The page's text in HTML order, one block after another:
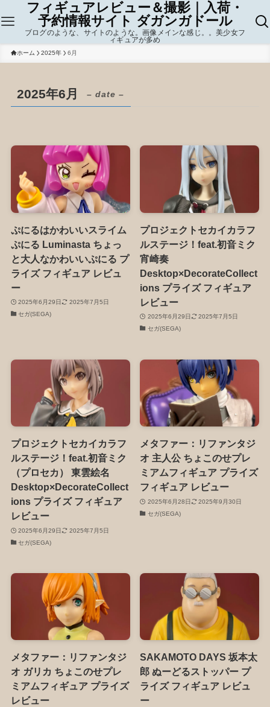
フィギュアレビュー＆撮影｜入荷・
予約情報サイト ダガンガドール
ブログのような、サイトのような。画像メインな感じ。。美少女フ
ィギュアが多め
ホーム 2025年 6月
2025年6月 – date –
ぷにるはかわいいスライム
ぷにる Luminasta ちょっ
と大人なかわいいぷにる プ
ライズ フィギュア レビュ
ー
2025年6月29日
2025年7月5日
セガ(SEGA)
プロジェクトセカイカラフ
ルステージ！feat.初音ミク
宵崎奏
Desktop×DecorateCollect
ions プライズ フィギュア
レビュー
2025年6月29日
2025年7月5日
セガ(SEGA)
プロジェクトセカイカラフ
ルステージ！feat.初音ミク
（プロセカ） 東雲絵名
Desktop×DecorateCollect
ions プライズ フィギュア
レビュー
2025年6月29日
2025年7月5日
セガ(SEGA)
メタファー：リファンタジ
オ 主人公 ちょこのせプレ
ミアムフィギュア プライズ
フィギュア レビュー
2025年6月28日
2025年9月30日
セガ(SEGA)
メタファー：リファンタジ
オ ガリカ ちょこのせプレ
ミアムフィギュア プライズ
レビュー
SAKAMOTO DAYS 坂本太
郎 ぬーどるストッパー プ
ライズ フィギュア レビュ
ー